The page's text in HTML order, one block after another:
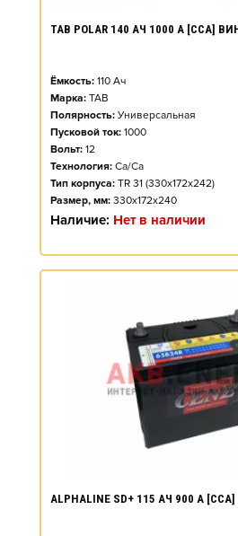
TAB POLAR 140 АЧ 1000 А [CCA]
Ёмкость: 110 Ач
Марка: TAB
Полярность: Универсальная
Пусковой ток: 1000
Вольт: 12
Технология: Ca/Ca
Тип корпуса: TR 31 (330x172x242)
Размер, мм: 330x172x240
Наличие: Нет в наличии
ALPHALINE SD+ 115 АЧ 900 А